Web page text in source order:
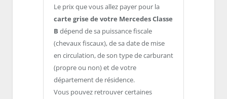
Le prix que vous allez payer pour la
carte grise de votre Mercedes Classe
B dépend de sa puissance fiscale
(chevaux fiscaux), de sa date de mise
en circulation, de son type de carburant
(propre ou non) et de votre
département de résidence.
Vous pouvez retrouver certaines